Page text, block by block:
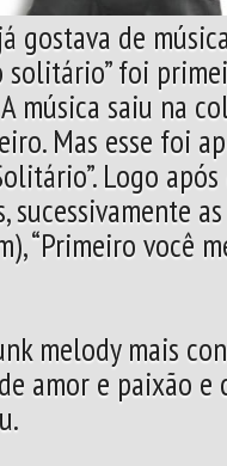
gostava de
solitário” foi
música saiu na
Mas esse foi
Logo
as
“Primeiro você
melody mais
amor e paixão e